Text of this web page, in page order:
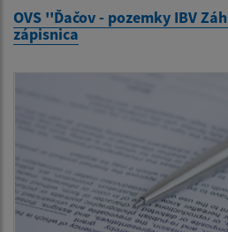
OVS ''Ďačov - pozemky IBV
zápisnica